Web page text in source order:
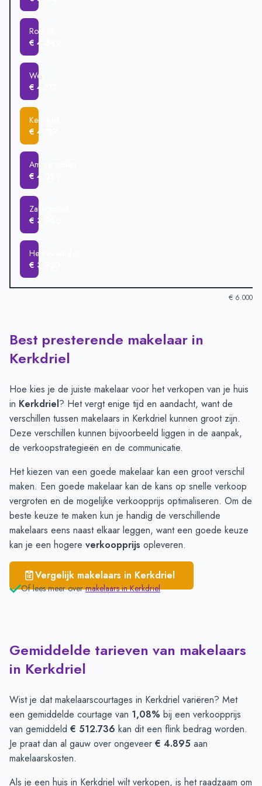
Zaltbommel
Ammerzoden
Rossum
€ 4.640
Well
€ 4.177
Kerkdriel
€ 4.127
Ammerzoden
€ 4.093
Zaltbommel
€ 3.986
Heerewaarden
€ 3.350
€ 6.000
Verkoopprijzen in andere plaatsen per m2-Afgelopen 3
Plaats
Hurwenen
Rossum
€ 4.640
Well
€ 4.177
Kerkdriel
€ 4.127
Ammerzoden
€ 4.093
Zaltbommel
€ 3.986
Heerewaarden
Best presterende makelaar in
Kerkdriel
Hoe kies je de juiste makelaar voor het verkopen van je huis
in Kerkdriel? Het vergt enige tijd en aandacht, want de
verschillen tussen makelaars in Kerkdriel kunnen groot zijn.
Deze verschillen kunnen bijvoorbeeld liggen in de aanpak,
de verkoopstrategieën en de communicatie.
Het kiezen van een goede makelaar kan een groot verschil
maken. Een goede makelaar kan de kans op snelle verkoop
vergroten en de mogelijke verkoopprijs optimaliseren. Om de
beste keuze te maken kun je handig de verschillende
makelaars eens naast elkaar leggen, want een goede keuze
kan je een hogere verkoopprijs opleveren.
Vergelijk makelaars in Kerkdriel
Of lees meer over makelaars inKerkdriel
Gemiddelde tarieven van makelaars
in Kerkdriel
Wist je dat makelaarscourtages in Kerkdriel variëren? Met
een gemiddelde courtage van 1,08% bij een verkoopprijs
van gemiddeld € 512.736 kan dit een flink bedrag worden.
Je praat dan al gauw over ongeveer € 4.895 aan
makelaarskosten.
Als je een huis in Kerkdriel wilt verkopen, is het raadzaam om